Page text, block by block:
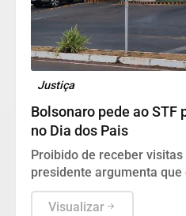
Justiça
Bolsonaro pede ao STF
no Dia dos Pais
Proibido de receber
presidente argumenta
humanitário.
Visualizar